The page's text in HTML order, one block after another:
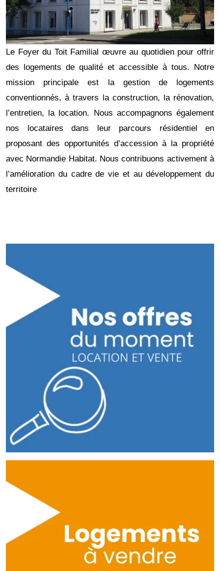
Le Foyer du Toit Familial œuvre au quotidien pour offrir
des logements de qualité et accessible à tous. Notre
mission principale est la gestion de logements
conventionnés, à travers la construction, la rénovation,
l’entretien, la location. Nous accompagnons également
nos locataires dans leur parcours résidentiel en
proposant des opportunités d’accession à la propriété
avec Normandie Habitat. Nous contribuons activement à
l’amélioration du cadre de vie et au développement du
territoire